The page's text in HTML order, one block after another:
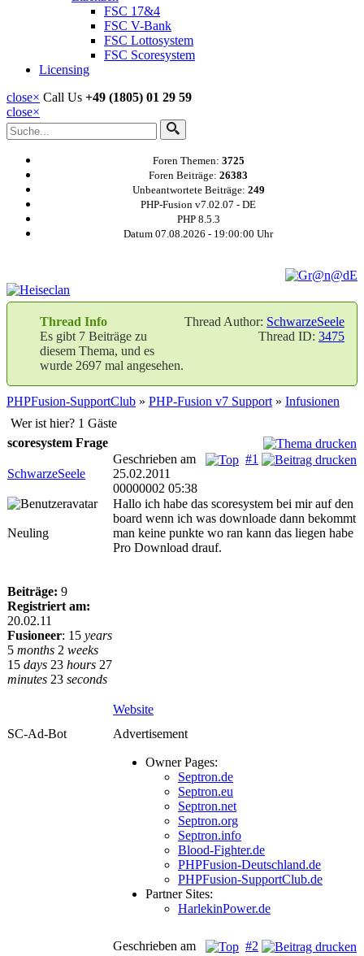
FSC 17&4
FSC V-Bank
FSC Lottosystem
FSC Scoresystem
Licensing
close× Call Us +49 (1805) 01 29 59
close×
Foren Themen: 3725
Foren Beiträge: 26383
Unbeantwortete Beiträge: 249
PHP-Fusion v7.02.07 - DE
PHP 8.5.3
Datum 07.08.2026 - 19:00:00 Uhr
Thread Author: SchwarzeSeele
Thread ID: 3475
Thread Info
Es gibt 7 Beiträge zu
diesem Thema, und es
wurde 2697 mal angesehen.
PHPFusion-SupportClub » PHP-Fusion v7 Support » Infusionen
Wer ist hier? 1 Gäste
scoresystem Frage
SchwarzeSeele
#1
Geschrieben am
25.02.2011
00000002 05:38
Neuling
Beiträge: 9
Registriert am:
20.02.11
Fusioneer: 15 years
5 months 2 weeks
15 days 23 hours 27
minutes 23 seconds
Hallo ich habe das scoresystem bei mir auf den
board wenn ich was downloade dann bekommt
man keine punkte wo ran kann das liegen habe
Pro Download drauf.
Website
SC-Ad-Bot
Advertisement
Owner Pages:
Septron.de
Septron.eu
Septron.net
Septron.org
Septron.info
Blood-Fighter.de
PHPFusion-Deutschland.de
PHPFusion-SupportClub.de
Partner Sites:
HarlekinPower.de
#2
Geschrieben am